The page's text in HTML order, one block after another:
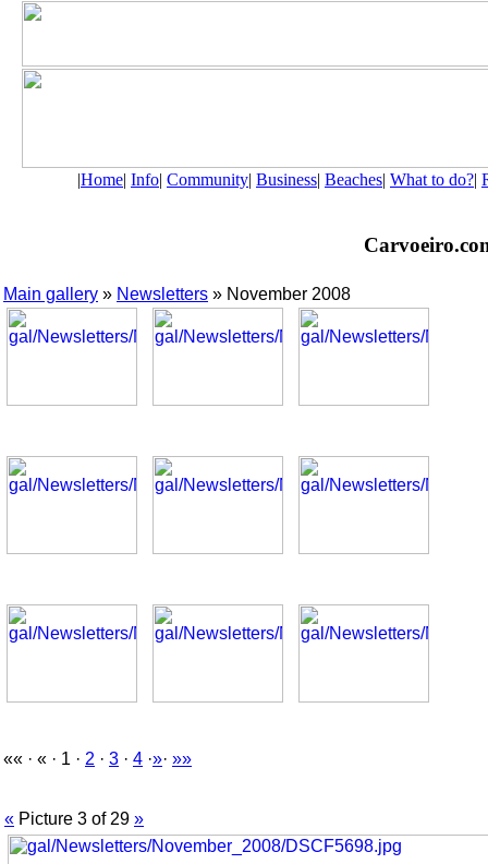
|Home| Info| Community| Business| Beaches| What to do?|
Main gallery » Newsletters » November 2008
«« · « · 1 · 2 · 3 · 4 ·»· »»
« Picture 3 of 29 »